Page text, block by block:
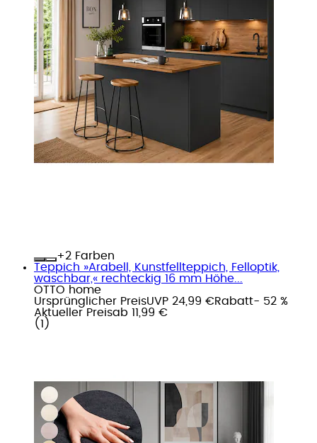
+
Farben
Teppich »Arabell, Kunstfellteppich, Felloptik,
waschbar,« rechteckig 16 mm Höhe...
OTTO home
Ursprünglicher PreisUVP 24,99 €Rabatt- 52 %
Aktueller Preisab 11,99 €
( 1 )